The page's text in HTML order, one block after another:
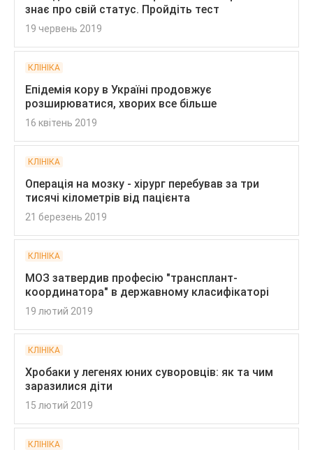
знає про свій статус. Пройдіть тест
19 червень 2019
КЛІНІКА
Епідемія кору в Україні продовжує
розширюватися, хворих все більше
16 квітень 2019
КЛІНІКА
Операція на мозку - хірург перебував за три
тисячі кілометрів від пацієнта
21 березень 2019
КЛІНІКА
МОЗ затвердив професію "трансплант-
координатора" в державному класифікаторі
19 лютий 2019
КЛІНІКА
Хробаки у легенях юних суворовців: як та чим
заразилися діти
15 лютий 2019
КЛІНІКА